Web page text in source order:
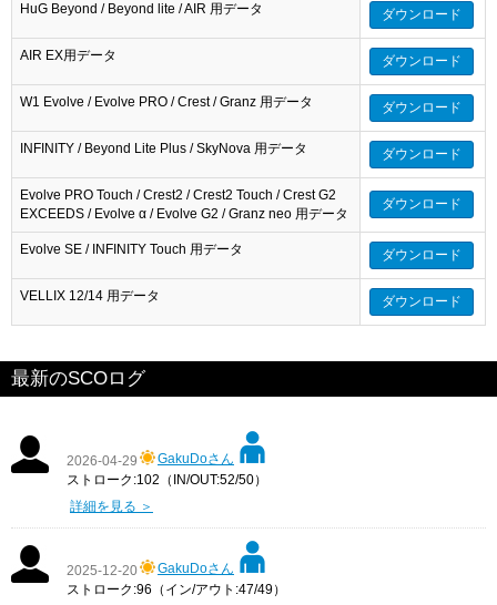
HuG Beyond / Beyond lite / AIR 用データ ダウンロード
AIR EX用データ ダウンロード
W1 Evolve / Evolve PRO / Crest / Granz 用データ ダウンロード
INFINITY / Beyond Lite Plus / SkyNova 用データ ダウンロード
Evolve PRO Touch / Crest2 / Crest2 Touch / Crest G2
EXCEEDS / Evolve α / Evolve G2 / Granz neo 用データ
ダウンロード
Evolve SE / INFINITY Touch 用データ ダウンロード
VELLIX 12/14 用データ ダウンロード
最新のSCOログ
2026-04-29
GakuDoさん
ストローク:102（IN/OUT:52/50）
詳細を見る ＞
2025-12-20
GakuDoさん
ストローク:96（イン/アウト:47/49）